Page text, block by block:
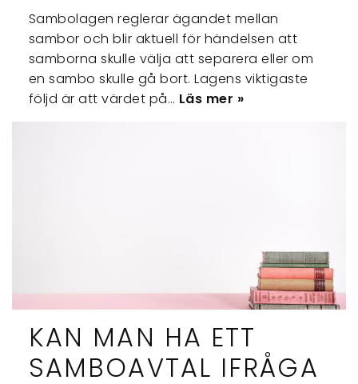
Sambolagen reglerar ägandet mellan
sambor och blir aktuell för händelsen att
samborna skulle välja att separera eller om
en sambo skulle gå bort. Lagens viktigaste
följd är att värdet på… Läs mer »
KAN MAN HA ETT
SAMBOAVTAL IFRÅGA